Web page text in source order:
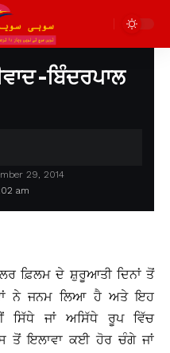
ਸਾਹਿਤ ਸਰੋਦ ਤੇ ਸੰਵੇਦਨਾ>ਫ਼ਿਲਮ ਕਲਾ ਅਤੇ ਫਾਸ਼ੀਵਾਦ -ਬਿੰਦਰਪਾਲ ਫ਼ਤਿਹ
-ਬਿੰਦਰਪਾਲ
am
29, 2014
ਫ਼ਿਲਮ ਦੇ ਸ਼ੁਰੂਆਤੀ ਦਿਨਾਂ ਤੋਂ
ਨੇ ਜਨਮ ਲਿਆ ਹੈ ਅਤੇ ਇਹ
ਸਿੱਧੇ ਜਾਂ ਅਸਿੱਧੇ ਰੂਪ ਵਿੱਚ
ਤੋਂ ਇਲਾਵਾ ਕਈ ਹੋਰ ਚੰਗੇ ਜਾਂ